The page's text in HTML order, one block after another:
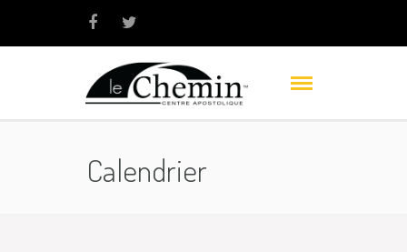
Calendrier